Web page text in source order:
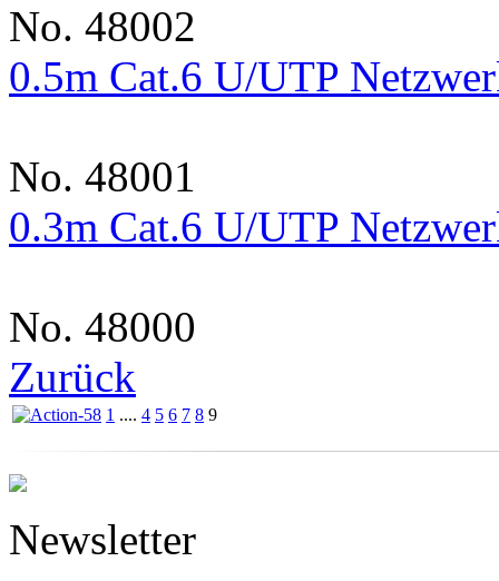
No. 48002
0.5m Cat.6 U/UTP
No. 48001
0.3m Cat.6 U/UTP
No. 48000
Zurück
1 .... 4 5 6 7 8 9
Newsletter